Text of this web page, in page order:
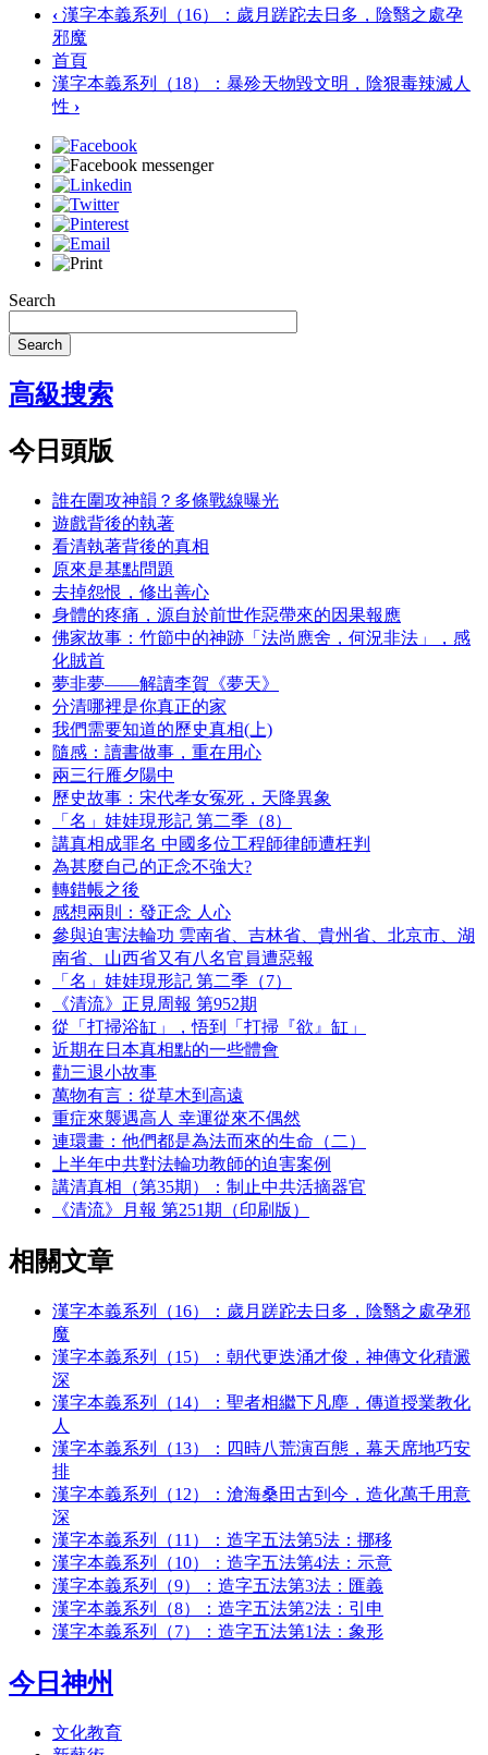
‹ 漢字本義系列（16）：歲月蹉跎去日多，陰翳之處孕
邪魔
首頁
漢字本義系列（18）：暴殄天物毀文明，陰狠毒辣滅人
性 ›
Search
Search
高級搜索
今日頭版
誰在圍攻神韻？多條戰線曝光
遊戲背後的執著
看清執著背後的真相
原來是基點問題
去掉怨恨，修出善心
身體的疼痛，源自於前世作惡帶來的因果報應
佛家故事：竹節中的神跡「法尚應舍，何況非法」，感
化賊首
夢非夢——解讀李賀《夢天》
分清哪裡是你真正的家
我們需要知道的歷史真相(上)
隨感：讀書做事，重在用心
兩三行雁夕陽中
歷史故事：宋代孝女冤死，天降異象
「名」娃娃現形記 第二季（8）
講真相成罪名 中國多位工程師律師遭枉判
為甚麼自己的正念不強大?
轉錯帳之後
感想兩則：發正念 人心
參與迫害法輪功 雲南省、吉林省、貴州省、北京市、湖
南省、山西省又有八名官員遭惡報
「名」娃娃現形記 第二季（7）
《清流》正見周報 第952期
從「打掃浴缸」，悟到「打掃『欲』缸」
近期在日本真相點的一些體會
勸三退小故事
萬物有言：從草木到高遠
重症來襲遇高人 幸運從來不偶然
連環畫：他們都是為法而來的生命（二）
上半年中共對法輪功教師的迫害案例
講清真相（第35期）：制止中共活摘器官
《清流》月報 第251期（印刷版）
相關文章
漢字本義系列（16）：歲月蹉跎去日多，陰翳之處孕邪
魔
漢字本義系列（15）：朝代更迭涌才俊，神傳文化積澱
深
漢字本義系列（14）：聖者相繼下凡塵，傳道授業教化
人
漢字本義系列（13）：四時八荒演百態，幕天席地巧安
排
漢字本義系列（12）：滄海桑田古到今，造化萬千用意
深
漢字本義系列（11）：造字五法第5法：挪移
漢字本義系列（10）：造字五法第4法：示意
漢字本義系列（9）：造字五法第3法：匯義
漢字本義系列（8）：造字五法第2法：引申
漢字本義系列（7）：造字五法第1法：象形
今日神州
文化教育